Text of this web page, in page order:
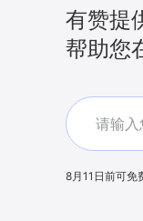
有赞提
帮助您
8月11日前可免